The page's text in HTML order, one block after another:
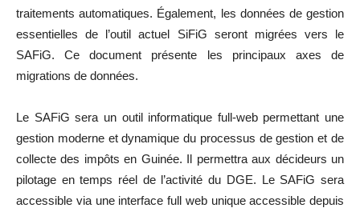
traitements automatiques. Également, les données de gestion
essentielles de l’outil actuel SiFiG seront migrées vers le
SAFiG. Ce document présente les principaux axes de
migrations de données.
Le SAFiG sera un outil informatique full-web permettant une
gestion moderne et dynamique du processus de gestion et de
collecte des impôts en Guinée. Il permettra aux décideurs un
pilotage en temps réel de l’activité du DGE. Le SAFiG sera
accessible via une interface full web unique accessible depuis